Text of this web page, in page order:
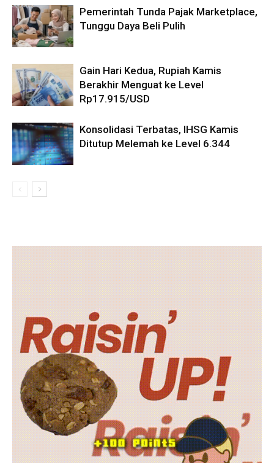
Pemerintah Tunda Pajak Marketplace,
Tunggu Daya Beli Pulih
Gain Hari Kedua, Rupiah Kamis
Berakhir Menguat ke Level
Rp17.915/USD
Konsolidasi Terbatas, IHSG Kamis
Ditutup Melemah ke Level 6.344